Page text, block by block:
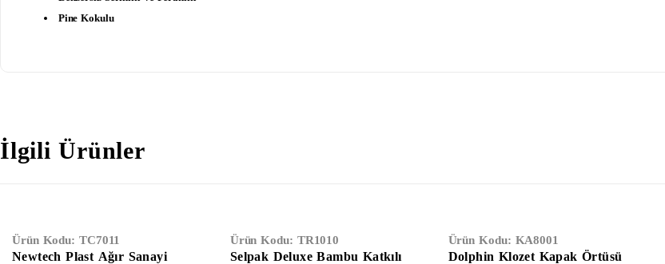
Pine Kokulu
İlgili Ürünler
Ürün Kodu: TC7011
Newtech Plast Ağır Sanayi
Ürün Kodu: TR1010
Selpak Deluxe Bambu Katkılı
Ürün Kodu: KA8001
Dolphin Klozet Kapak Örtüsü